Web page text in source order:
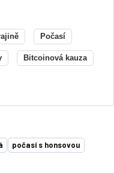
Počasí
Bitcoinová kauza
počasí s honsovou